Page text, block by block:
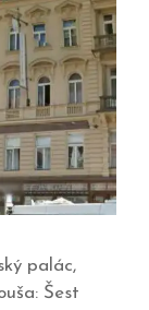
palác,
Šest